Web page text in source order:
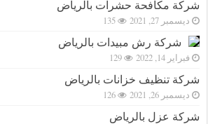
شركة مكافحة حشرات بالرياض
ديسمبر 27, 2021 135
شركة رش مبيدات بالرياض
فبراير 14, 2022 129
شركة تنظيف خزانات بالرياض
ديسمبر 26, 2021 126
شركة عزل بالرياض